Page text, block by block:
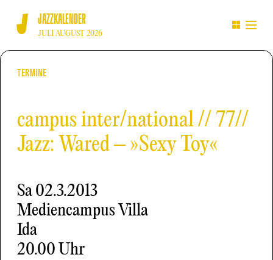
JAZZKALENDER
JULI AUGUST 2026
TERMINE
campus inter/national // 77//
Jazz: Wared – »Sexy Toy«
Sa02.3.2013
Mediencampus Villa
Ida
20.00 Uhr